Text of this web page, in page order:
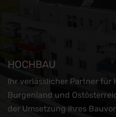
HOCHBAU
Ihr verlässlicher Partner für
Burgenland und
der Umsetzung Ihres